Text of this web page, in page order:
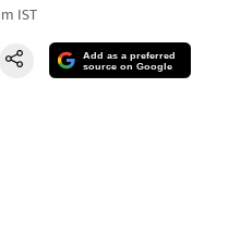
IST
Add as a preferred
source on Google